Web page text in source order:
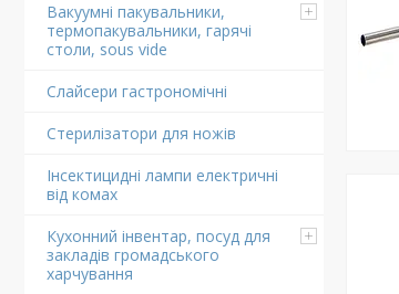
Вакуумні пакувальники,
термопакувальники, гарячі
столи, sous vide
Слайсери гастрономічні
Стерилізатори для ножів
Інсектицидні лампи електричні
від комах
Кухонний інвентар, посуд для
закладів громадського
харчування